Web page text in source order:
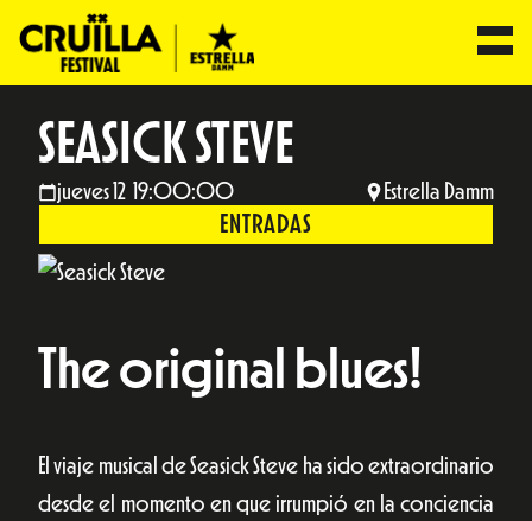
SEASICK STEVE
jueves 12 19:00:00 Estrella Damm
ENTRADAS
The original blues!
El viaje musical de Seasick Steve ha sido extraordinario
desde el momento en que irrumpió en la conciencia